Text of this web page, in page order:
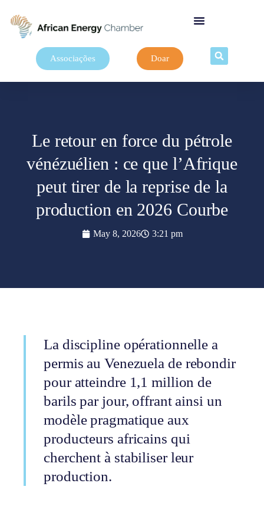
Associações Doar
Le retour en force du pétrole
vénézuélien : ce que l’Afrique
peut tirer de la reprise de la
production en 2026 Courbe
May 8, 2026 3:21 pm
La discipline opérationnelle a
permis au Venezuela de rebondir
pour atteindre 1,1 million de
barils par jour, offrant ainsi un
modèle pragmatique aux
producteurs africains qui
cherchent à stabiliser leur
production.